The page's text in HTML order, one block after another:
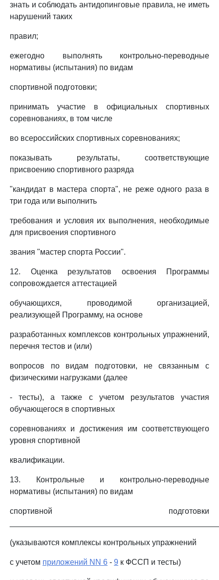
знать и соблюдать антидопинговые правила, не иметь
нарушений таких
правил;
ежегодно выполнять контрольно-переводные
нормативы (испытания) по видам
спортивной подготовки;
принимать участие в официальных спортивных
соревнованиях, в том числе
во всероссийских спортивных соревнованиях;
показывать результаты, соответствующие
присвоению спортивного разряда
"кандидат в мастера спорта", не реже одного раза в
три года или выполнить
требования и условия их выполнения, необходимые
для присвоения спортивного
звания "мастер спорта России".
12. Оценка результатов освоения Программы
сопровождается аттестацией
обучающихся, проводимой организацией,
реализующей Программу, на основе
разработанных комплексов контрольных упражнений,
перечня тестов и (или)
вопросов по видам подготовки, не связанным с
физическими нагрузками (далее
- тесты), а также с учетом результатов участия
обучающегося в спортивных
соревнованиях и достижения им соответствующего
уровня спортивной
квалификации.
13. Контрольные и контрольно-переводные
нормативы (испытания) по видам
спортивной подготовки
(указываются комплексы контрольных упражнений
с учетом приложений NN 6 - 9 к ФССП и тесты)